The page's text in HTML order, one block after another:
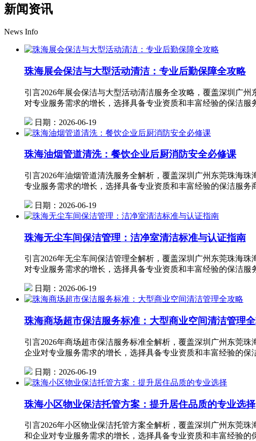
新闻资讯
News Info
珠海展会保洁与大型活动清洁：专业后勤保障全攻略
引言2026年展会保洁与大型活动清洁服务全攻略，覆盖深圳广
对专业服务需求的增长，选择具备专业资质和丰富经验的保洁
日期：2026-06-19
珠海油烟管道清洗：餐饮企业后厨消防安全必修课
引言2026年油烟管道清洗服务全解析，覆盖深圳广州东莞珠海
专业服务需求的增长，选择具备专业资质和丰富经验的保洁服
日期：2026-06-19
珠海无尘车间保洁管理：洁净室清洁标准与认证指南
引言2026年无尘车间保洁管理全解析，覆盖深圳广州东莞珠海
对专业服务需求的增长，选择具备专业资质和丰富经验的保洁
日期：2026-06-19
珠海商场超市保洁服务标准：大型商业空间清洁管理
引言2026年商场超市保洁服务标准全解析，覆盖深圳广州东莞
企业对专业服务需求的增长，选择具备专业资质和丰富经验的
日期：2026-06-19
珠海小区物业保洁托管方案：提升居住品质的专业选择
引言2026年小区物业保洁托管方案全解析，覆盖深圳广州东莞
和企业对专业服务需求的增长，选择具备专业资质和丰富经验